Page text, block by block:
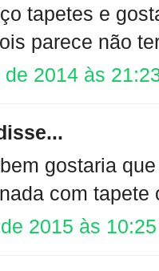
tapetes e
parece não
2014 às
gostaria
com tapete
2015 às 10:25